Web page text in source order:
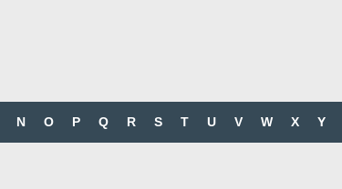
N O P Q R S T U V W X Y